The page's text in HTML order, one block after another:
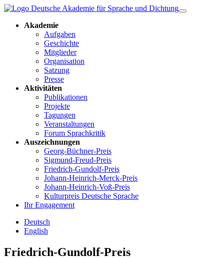
Akademie
Aufgaben
Geschichte
Mitglieder
Organisation
Satzung
Presse
Aktivitäten
Publikationen
Projekte
Tagungen
Veranstaltungen
Forum Sprachkritik
Auszeichnungen
Georg-Büchner-Preis
Sigmund-Freud-Preis
Friedrich-Gundolf-Preis
Johann-Heinrich-Merck-Preis
Johann-Heinrich-Voß-Preis
Kulturpreis Deutsche Sprache
Ihr Engagement
Deutsch
English
Friedrich-Gundolf-Preis